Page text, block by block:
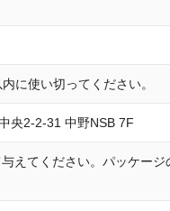
に使い切ってください。
央2-2-31 中野NSB 7F
えてください。パッケー